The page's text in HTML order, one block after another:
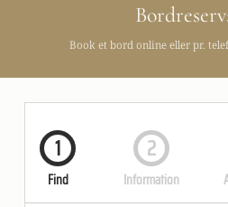
Book et bord online eller pr.